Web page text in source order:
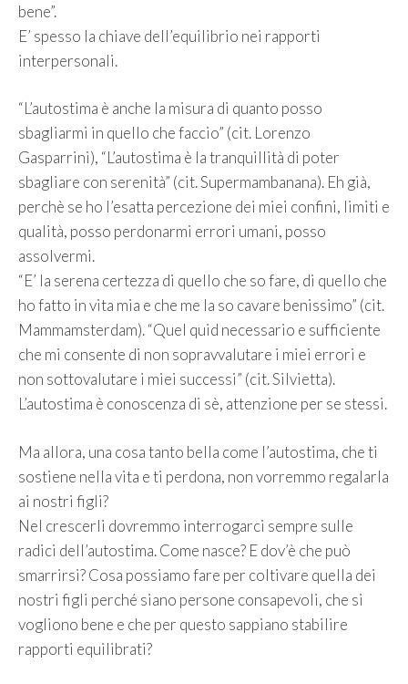
bene”.
E’ spesso la chiave dell’equilibrio nei rapporti
interpersonali.
“L’autostima è anche la misura di quanto posso
sbagliarmi in quello che faccio” (cit. Lorenzo
Gasparrini), “L’autostima è la tranquillità di poter
sbagliare con serenità” (cit. Supermambanana). Eh già,
perchè se ho l’esatta percezione dei miei confini, limiti e
qualità, posso perdonarmi errori umani, posso
assolvermi.
“E’ la serena certezza di quello che so fare, di quello che
ho fatto in vita mia e che me la so cavare benissimo” (cit.
Mammamsterdam). “Quel quid necessario e sufficiente
che mi consente di non sopravvalutare i miei errori e
non sottovalutare i miei successi” (cit. Silvietta).
L’autostima è conoscenza di sè, attenzione per se stessi.
Ma allora, una cosa tanto bella come l’autostima, che ti
sostiene nella vita e ti perdona, non vorremmo regalarla
ai nostri figli?
Nel crescerli dovremmo interrogarci sempre sulle
radici dell’autostima. Come nasce? E dov’è che può
smarrirsi? Cosa possiamo fare per coltivare quella dei
nostri figli perché siano persone consapevoli, che si
vogliono bene e che per questo sappiano stabilire
rapporti equilibrati?